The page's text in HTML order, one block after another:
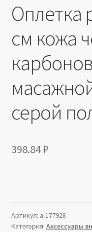
Оплетка
см кожа
серой
398.84₽
Артикул: a-177928
Категория: Аксессуары